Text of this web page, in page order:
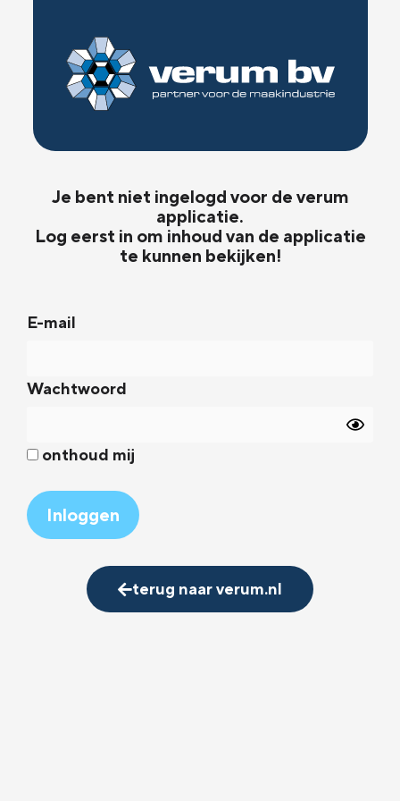
Je bent niet ingelogd voor de verum
applicatie.
Log eerst in om inhoud van de applicatie
te kunnen bekijken!
E-mail
Wachtwoord
onthoud mij
terug naar verum.nl